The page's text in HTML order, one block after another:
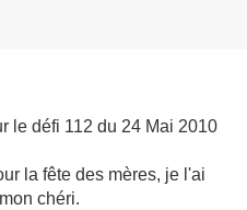
le défi 112 du 24 Mai 2010
la fête des mères, je l'ai
chéri.